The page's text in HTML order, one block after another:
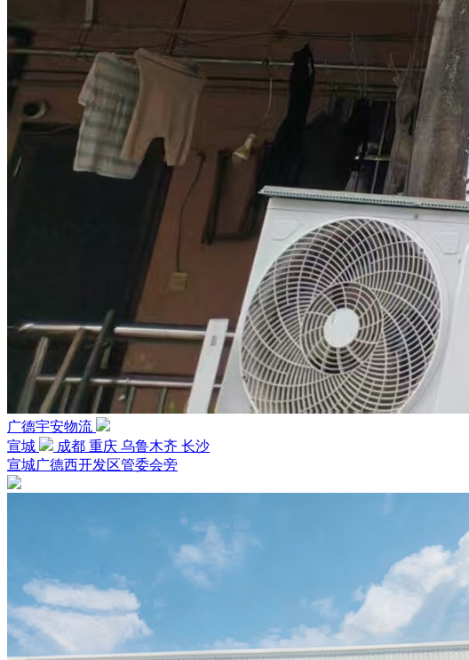
广德宇安物流
宣城
成都 重庆 乌鲁木齐 长沙
宣城广德西开发区管委会旁